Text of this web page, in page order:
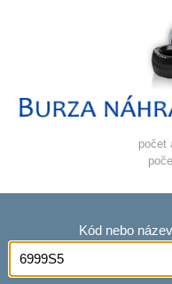
počet
Kód nebo